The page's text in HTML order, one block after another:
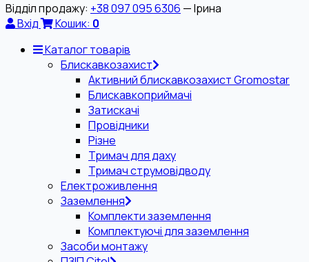
Відділ продажу: +38 097 095 6306 — Ірина
Вхід
Кошик: 0
Каталог товарів
Блискавкозахист
Активний блискавкозахист Gromostar
Блискавкоприймачі
Затискачі
Провідники
Різне
Тримач для даху
Тримач струмовідводу
Електроживлення
Заземлення
Комплекти заземлення
Комплектуючі для заземлення
Засоби монтажу